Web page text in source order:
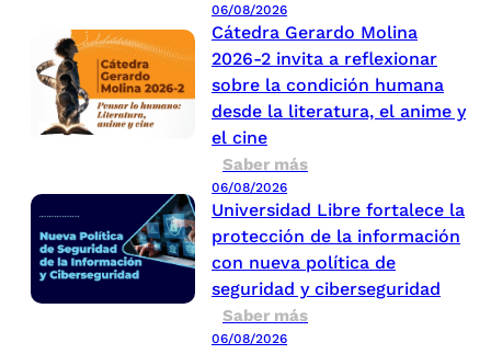
06/08/2026
Cátedra Gerardo Molina
2026-2 invita a reflexionar
sobre la condición humana
desde la literatura, el anime y
el cine
Saber más
06/08/2026
Universidad Libre fortalece la
protección de la información
con nueva política de
seguridad y ciberseguridad
Saber más
06/08/2026